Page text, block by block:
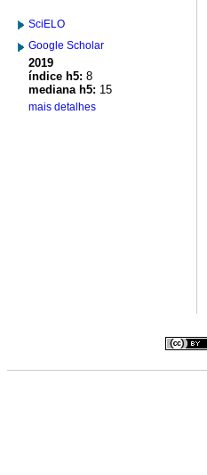
SciELO
Google Scholar
2019
índice h5: 8
mediana h5: 15
mais detalhes